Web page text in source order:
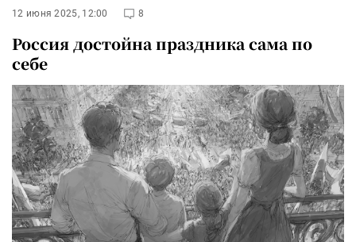
12 июня 2025, 12:00 8
Россия достойна праздника сама по
себе